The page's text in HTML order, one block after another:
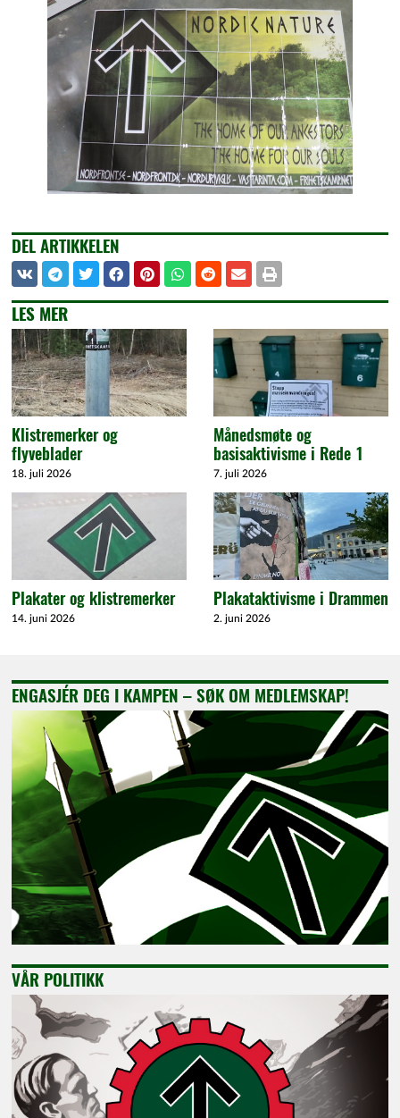
LES MER
Klistremerker og
flyveblader
18. juli 2026
Månedsmøte og
basisaktivisme i Rede 1
7. juli 2026
Plakater og klistremerker
14. juni 2026
Plakataktivisme i Drammen
2. juni 2026
DEL ARTIKKELEN
ENGASJÉR DEG I KAMPEN – SØK OM MEDLEMSKAP!
VÅR POLITIKK